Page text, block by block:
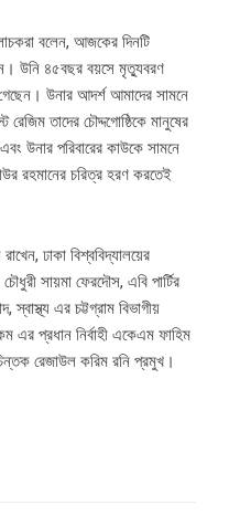
বলেন, আজকের দিনটি
উনি ৪৫বছর বয়সে মৃত্যুবরণ
উনার আদর্শ আমাদের সামনে
তাদের চৌদ্দগোষ্ঠিকে মানুষের
উনার পরিবারের কাউকে সামনে
রহমানের চরিত্র হরণ করতেই
ঢাকা বিশ্ববিদ্যালয়ের
সায়মা ফেরদৌস, এবি পার্টির
স্বাস্থ্য এর চট্টগ্রাম বিভাগীয়
এর প্রধান নির্বাহী একেএম ফাহিম
রেজাউল করিম রনি প্রমুখ।